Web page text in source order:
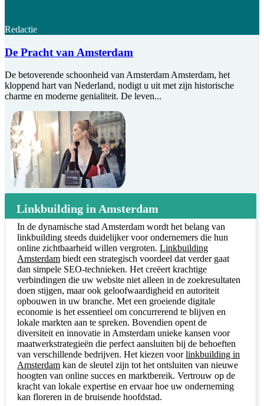
Redactie
De Pracht van Amsterdam
De betoverende schoonheid van Amsterdam Amsterdam, het
kloppend hart van Nederland, nodigt u uit met zijn historische
charme en moderne genialiteit. De leven...
Linkbuilding in Amsterdam
In de dynamische stad Amsterdam wordt het belang van
linkbuilding steeds duidelijker voor ondernemers die hun
online zichtbaarheid willen vergroten. Linkbuilding
Amsterdam biedt een strategisch voordeel dat verder gaat
dan simpele SEO-technieken. Het creëert krachtige
verbindingen die uw website niet alleen in de zoekresultaten
doen stijgen, maar ook geloofwaardigheid en autoriteit
opbouwen in uw branche. Met een groeiende digitale
economie is het essentieel om concurrerend te blijven en
lokale markten aan te spreken. Bovendien opent de
diversiteit en innovatie in Amsterdam unieke kansen voor
maatwerkstrategieën die perfect aansluiten bij de behoeften
van verschillende bedrijven. Het kiezen voorlinkbuilding in
Amsterdam kan de sleutel zijn tot het ontsluiten van nieuwe
hoogten van online succes en marktbereik. Vertrouw op de
kracht van lokale expertise en ervaar hoe uw onderneming
kan floreren in de bruisende hoofdstad.